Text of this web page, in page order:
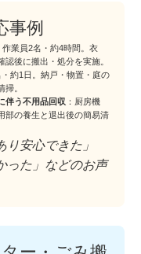
事例
作業員2名・約4時間。衣
後に搬出・処分を実施。
・約1日。納戸・物置・庭の
。
伴う不用品回収 ：厨房機
部の養生と退出後の簡易清
り安心できた」
った」などのお声